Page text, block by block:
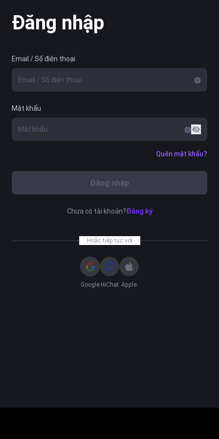
Đăng nhập
Email / Số điện thoại
Mật khẩu
Quên mật khẩu?
Đăng nhập
Chưa có tài khoản?Đăng ký
Hoặc tiếp tục với
Google HiChat Apple